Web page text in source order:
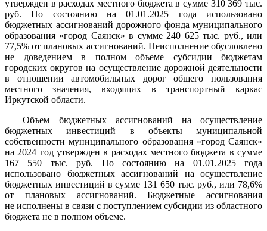
утвержден в расходах местного бюджета в сумме 310 369 тыс.
руб. По состоянию на 01.01.2025 года использовано
бюджетных ассигнований дорожного фонда муниципального
образования «город Саянск» в сумме 240 625 тыс. руб., или
77,5% от плановых ассигнований. Неисполнение обусловлено
не доведением в полном объеме субсидии бюджетам
городских округов на осуществление дорожной деятельности
в отношении автомобильных дорог общего пользования
местного значения, входящих в транспортный каркас
Иркутской области.
Объем бюджетных ассигнований на осуществление
бюджетных инвестиций в объекты муниципальной
собственности муниципального образования «город Саянск»
на 2024 год утвержден в расходах местного бюджета в сумме
167 550 тыс. руб. По состоянию на 01.01.2025 года
использовано бюджетных ассигнований на осуществление
бюджетных инвестиций в сумме 131 650 тыс. руб., или 78,6%
от плановых ассигнований. Бюджетные ассигнования
не исполнены в связи с поступлением субсидии из областного
бюджета не в полном объеме.